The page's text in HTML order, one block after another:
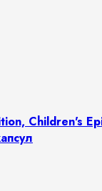
Children's